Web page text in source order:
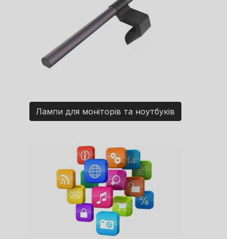
Лампи для моніторів та ноутбуків